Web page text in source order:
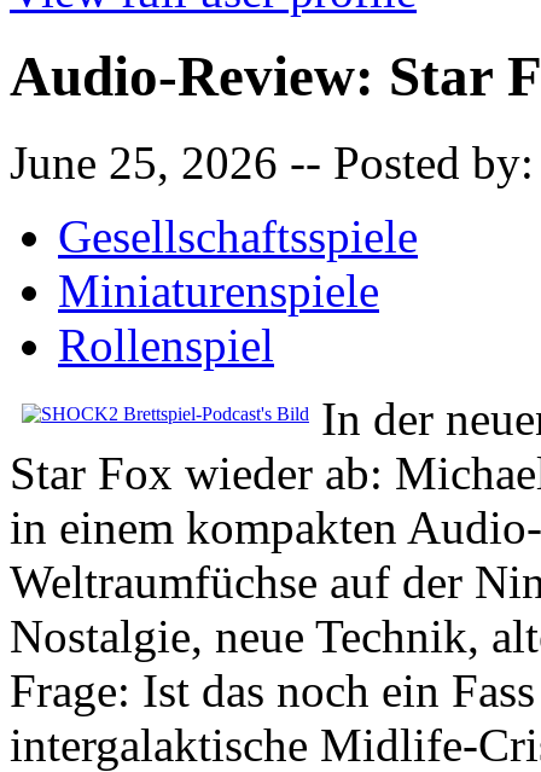
Audio-Review: Star
June 25, 2026 -- Posted
Gesellschaftsspiele
Miniaturenspiele
Rollenspiel
In der
Star Fox wieder ab:
in einem kompakten
Weltraumfüchse auf der
Nostalgie, neue Technik,
Frage: Ist das noch ein
intergalaktische Midlife-